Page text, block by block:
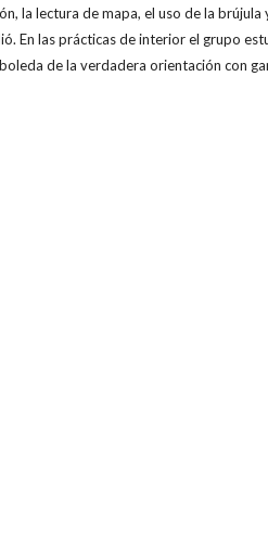
la lectura de mapa, el uso de la
En las prácticas de interior el grupo
de la verdadera orientación con